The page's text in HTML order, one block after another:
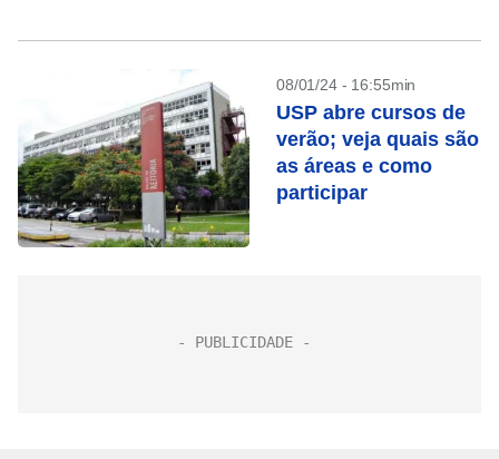
08/01/24 - 16:55min
USP abre cursos de
verão; veja quais são
as áreas e como
participar